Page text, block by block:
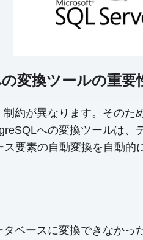
変換ツールの重要
約が異なります。その
への変換ツールは
要素の自動変換を自動
ベースに変換できなか